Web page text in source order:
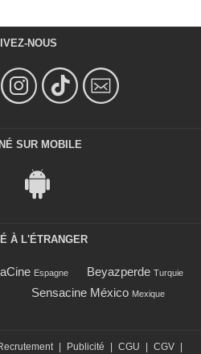
NOUS
SUR MOBILE
À L'ÉTRANGER
Espagne Beyazperde Turquie
Sensacine México Mexique
Publicité CGU CGV